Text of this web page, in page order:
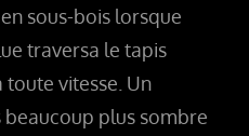
sous-bois lorsque
traversa le tapis
toute vitesse. Un
beaucoup plus sombre